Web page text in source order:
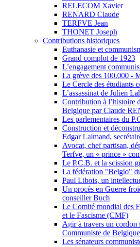
RELECOM Xavier
RENARD Claude
TERFVE Jean
THONET Joseph
Contributions historiques
Euthanasie et
Grand complot de 1923
L’engagement
La grève des 100.000 -
Le Cercle des étudiants
L’assassinat de Julien
Contribution à l’histoire
Belgique par Claude
Les parlementaires du
Construction et
Edgar Lalmand,
Avocat, chef partisan,
Terfve, un « prince »
Le P.C.B. et la scission
La fédération "Belgio"
Paul Libois, un
Un procès en Guerre
conseiller Buch
Le Comité mondial des
et le Fascisme (CMF)
Agir à travers un cordon
Communiste de
Les sénateurs